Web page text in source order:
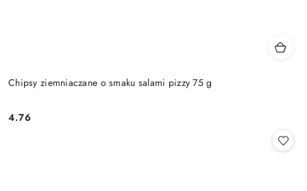
Chipsy ziemniaczane o smaku salami pizzy 75 g
Cena:
4.76